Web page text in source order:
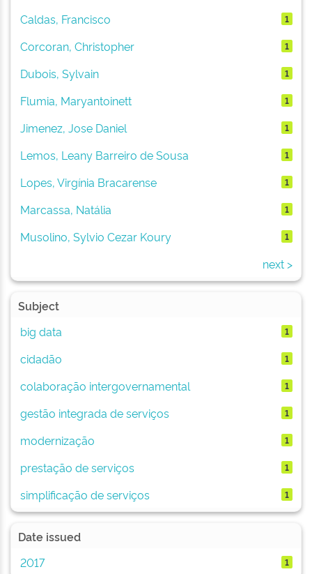
Caldas, Francisco 1
Corcoran, Christopher 1
Dubois, Sylvain 1
Flumia, Maryantoinett 1
Jimenez, Jose Daniel 1
Lemos, Leany Barreiro de Sousa 1
Lopes, Virgínia Bracarense 1
Marcassa, Natália 1
Musolino, Sylvio Cezar Koury 1
next >
Subject
big data
1
cidadão 1
colaboração intergovernamental 1
gestão integrada de serviços 1
modernização 1
prestação de serviços 1
simplificação de serviços 1
Date issued
2017
1